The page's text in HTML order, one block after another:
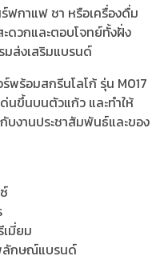
ฟกาแฟ ชา หรือเครื่องดื่ม
ะดวกและตอบโจทย์ทั้งฝั่ง
มส่งเสริมแบรนด์
พร้อมสกรีนโลโก้ รุ่น M017
ด่นขึ้นบนตัวแก้ว และทำให้
งานประชาสัมพันธ์และของ
มี่ยม
ลักษณ์แบรนด์